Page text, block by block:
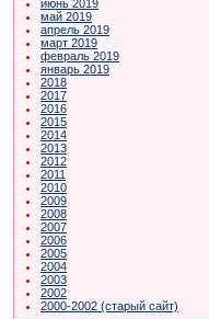
июнь 2019
май 2019
апрель 2019
март 2019
февраль 2019
январь 2019
2018
2017
2016
2015
2014
2013
2012
2011
2010
2009
2008
2007
2006
2005
2004
2003
2002
2000-2002 (старый сайт)